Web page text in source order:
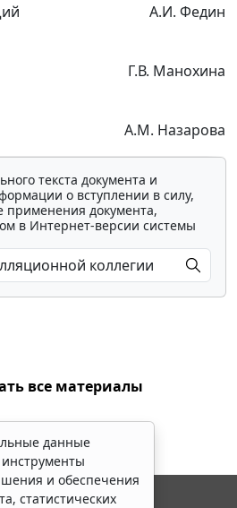
А.И. Федин
Г.В. Манохина
А.М. Назарова
текста документа и
о вступлении в силу,
применения документа,
в Интернет-версии системы
все материалы
данные
и обеспечения
статистических